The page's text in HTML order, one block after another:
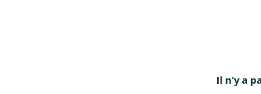
Il n'y a